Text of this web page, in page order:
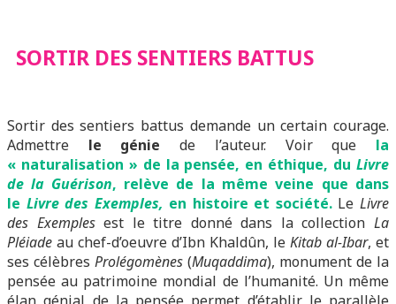
SORTIR DES SENTIERS BATTUS
Sortir des sentiers battus demande un certain courage.
Admettre le géniede l’auteur. Voir que
la
« naturalisation » de la pensée, en éthique, du Livre
de la Guérison, relève de la même veine que dans
le Livre des Exemples, en histoire et société.LeLivre
des Exemplesest le titre donné dans la collectionLa
Pléiade au chef-d’oeuvre d’Ibn Khaldûn, le Kitab al-Ibar, et
ses célèbres Prolégomènes (Muqaddima), monument de la
pensée au patrimoine mondial de l’humanité. Un même